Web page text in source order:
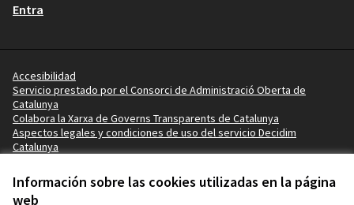
Información sobre las cookies utilizadas en la página
web
Entra
Accesibilidad
Servicio prestado por el Consorci de Administració Oberta de
Catalunya
Colabora la Xarxa de Governs Transparents de Catalunya
Aspectos legales y condiciones de uso del servicio Decidim
Catalunya
Términos y condiciones
Configuración de cookies